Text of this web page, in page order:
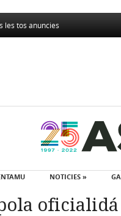
les tos anuncies
NOTICIES »